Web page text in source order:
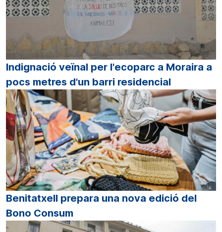
Indignació veïnal per l'ecoparc a Moraira a
pocs metres d'un barri residencial
Benitatxell prepara una nova edició del
Bono Consum